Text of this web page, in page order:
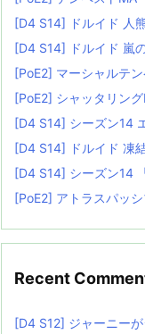
[D4 S14] ドルイド 人
[D4 S14] ドルイド 嵐
[PoE2] マーシャルテ
[PoE2] シャッタリン
[D4 S14] シーズン14
[D4 S14] ドルイド 凍
[D4 S14] シーズン14
[PoE2] アトラスパッ
Recent
[D4 S12] ジャーニー